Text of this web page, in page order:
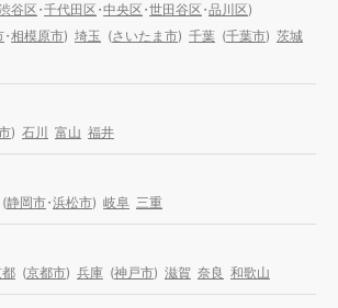
谷区・千代田区・中央区・世田谷区・品川区)
・相模原市) 埼玉 (さいたま市) 千葉 (千葉市) 茨城
) 石川 富山 福井
(静岡市・浜松市) 岐阜 三重
(京都市) 兵庫 (神戸市) 滋賀 奈良 和歌山